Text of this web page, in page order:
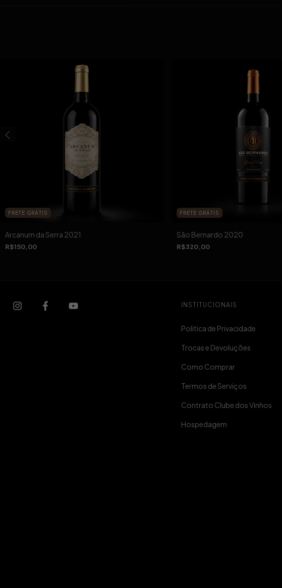
FRETE GRÁTIS
Arcanum da Serra 2021
R$150,00
FRETE GRÁTIS
São Bernardo 2020
R$320,00
INSTITUCIONAIS
Política de Privacidade
Trocas e Devoluções
Como Comprar
Termos de Serviços
Contrato Clube dos Vinhos
Hospedagem